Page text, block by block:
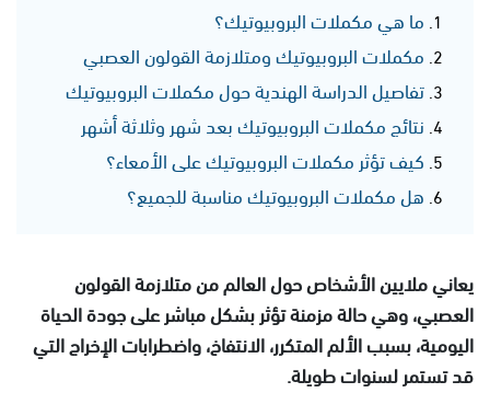
ما هي مكملات البروبيوتيك؟
مكملات البروبيوتيك ومتلازمة القولون العصبي
تفاصيل الدراسة الهندية حول مكملات البروبيوتيك
نتائج مكملات البروبيوتيك بعد شهر وثلاثة أشهر
كيف تؤثر مكملات البروبيوتيك على الأمعاء؟
هل مكملات البروبيوتيك مناسبة للجميع؟
يعاني ملايين الأشخاص حول العالم من متلازمة القولون
العصبي، وهي حالة مزمنة تؤثر بشكل مباشر على جودة الحياة
اليومية، بسبب الألم المتكرر، الانتفاخ، واضطرابات الإخراج التي
قد تستمر لسنوات طويلة.